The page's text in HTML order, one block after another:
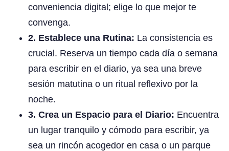
conveniencia digital; elige lo que mejor te
convenga.
2. Establece una Rutina: La consistencia es
crucial. Reserva un tiempo cada día o semana
para escribir en el diario, ya sea una breve
sesión matutina o un ritual reflexivo por la
noche.
3. Crea un Espacio para el Diario: Encuentra
un lugar tranquilo y cómodo para escribir, ya
sea un rincón acogedor en casa o un parque